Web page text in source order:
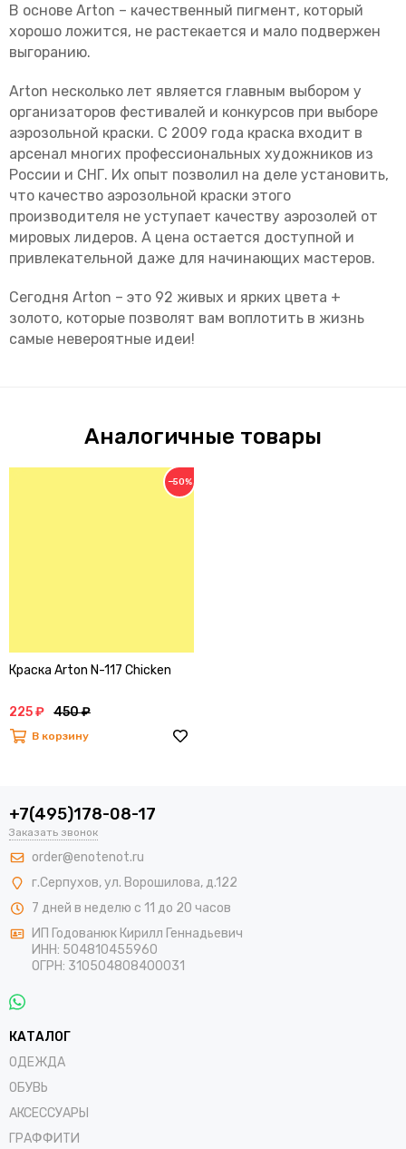
В основе Arton – качественный пигмент, который
хорошо ложится, не растекается и мало подвержен
выгоранию.
Arton несколько лет является главным выбором у
организаторов фестивалей и конкурсов при выборе
аэрозольной краски. С 2009 года краска входит в
арсенал многих профессиональных художников из
России и СНГ. Их опыт позволил на деле установить,
что качество аэрозольной краски этого
производителя не уступает качеству аэрозолей от
мировых лидеров. А цена остается доступной и
привлекательной даже для начинающих мастеров.
Сегодня Arton – это 92 живых и ярких цвета +
золото, которые позволят вам воплотить в жизнь
самые невероятные идеи!
Аналогичные товары
−50%
Краска Arton N-117 Chicken
225 ₽ 450 ₽
В корзину
+7(495)178-08-17
Заказать звонок
order@enotenot.ru
г.Серпухов, ул. Ворошилова, д.122
7 дней в неделю с 11 до 20 часов
ИП Годованюк Кирилл Геннадьевич
ИНН: 504810455960
ОГРН: 310504808400031
КАТАЛОГ
ОДЕЖДА
ОБУВЬ
АКСЕССУАРЫ
ГРАФФИТИ